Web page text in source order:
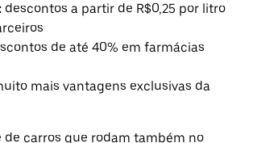
descontos a partir de R$0,25 por litro
de até 40% em farmácias
mais vantagens exclusivas da
de carros que rodam também no